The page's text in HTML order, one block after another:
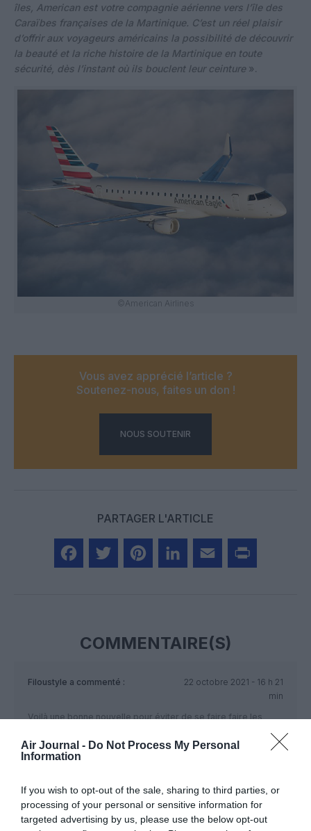
Air Journal - Do Not Process My Personal
Information
If you wish to opt-out of the sale, sharing to third parties, or
processing of your personal or sensitive information for
targeted advertising by us, please use the below opt-out
îles, American est votre compagnie aérienne vers l’île des
Caraïbes françaises de la Martinique. C’est un réel plaisir
d’offrir aux voyageurs américains la possibilité de découvrir
la beauté et la riche histoire de la Martinique en toute
sécurité, dès l’instant où ils bouclent leur ceinture ».
©American Airlines
Vous avez apprécié l’article ?
Soutenez-nous, faites un don !
NOUS SOUTENIR
PARTAGER L'ARTICLE
COMMENTAIRE(S)
Filoustyle a commenté :
22 octobre 2021 - 16 h 21
min
Voilà une bonne nouvelle pour éviter de se faire faire les
vous détroussent tel des bandits de grand chemin dés que
les vacances approchent.